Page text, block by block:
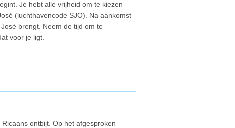
Je hebt alle vrijheid om te kiezen
(luchthavencode SJO). Na aankomst
brengt. Neem de tijd om te
voor je ligt.
ontbijt. Op het afgesproken